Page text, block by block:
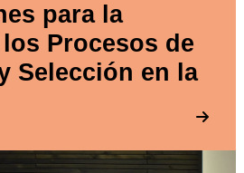
para la
Procesos de
Selección en la